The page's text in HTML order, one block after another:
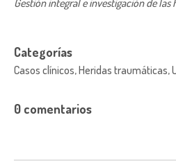
Gestión integral e investigación de las
Categorías
Casos clínicos, Heridas traumáticas,
0 comentarios